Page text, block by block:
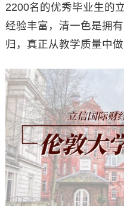
2200名的优秀毕业生的
经验丰富，清一色是拥
归，真正从教学质量中做